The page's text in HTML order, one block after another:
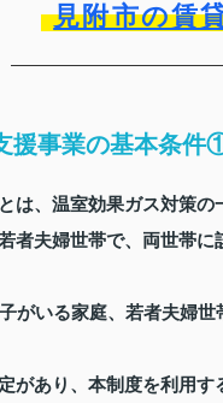
見附市の賃
援事業の基本条件
は、温室効果ガス対策
者夫婦世帯で、両世帯
がいる家庭、若者夫婦
があり、本制度を利用